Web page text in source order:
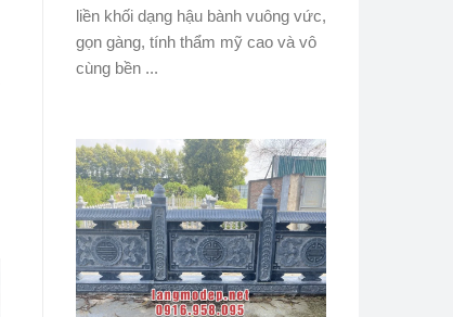
liền khối dạng hậu bành vuông vức,
gọn gàng, tính thẩm mỹ cao và vô
cùng bền ...